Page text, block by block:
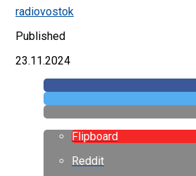
radiovostok
Published
23.11.2024
Flipboard
Reddit